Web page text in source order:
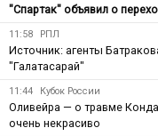
"Спартак" объявил о
11:58 РПЛ
Источник: агенты
"Галатасарай"
11:44 Кубок России
Оливейра — о травме
очень некрасиво